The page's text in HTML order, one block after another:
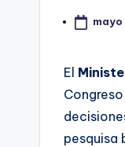
El
pesquisa